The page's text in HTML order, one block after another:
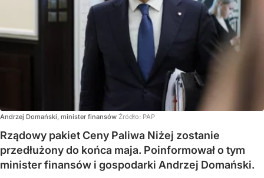
Andrzej Domański, minister finansów Źródło: PAP
Rządowy pakiet Ceny Paliwa Niżej zostanie
przedłużony do końca maja. Poinformował o tym
minister finansów i gospodarki Andrzej Domański.